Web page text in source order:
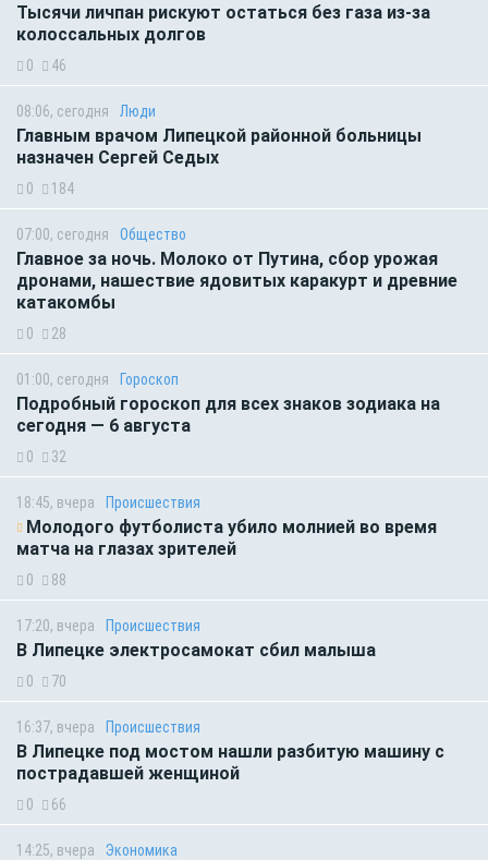
Тысячи личпан рискуют остаться без газа из-за
колоссальных долгов
0 46
08:06, сегодня Люди
Главным врачом Липецкой районной больницы
назначен Сергей Седых
0 184
07:00, сегодня Общество
Главное за ночь. Молоко от Путина, сбор урожая
дронами, нашествие ядовитых каракурт и древние
катакомбы
0 28
01:00, сегодня Гороскоп
Подробный гороскоп для всех знаков зодиака на
сегодня — 6 августа
0 32
18:45, вчера Происшествия
Молодого футболиста убило молнией во время
матча на глазах зрителей
0 88
17:20, вчера Происшествия
В Липецке электросамокат сбил малыша
0 70
16:37, вчера Происшествия
В Липецке под мостом нашли разбитую машину с
пострадавшей женщиной
0 66
14:25, вчера Экономика